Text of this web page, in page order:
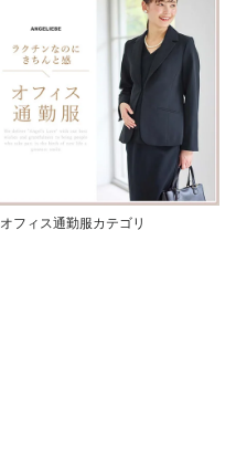
オフィス通勤服カテゴリ